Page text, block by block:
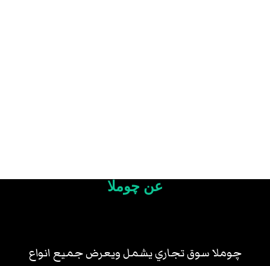
عن چوملا
چوملا سوق تجاري يشمل ويعرض جميع انواع